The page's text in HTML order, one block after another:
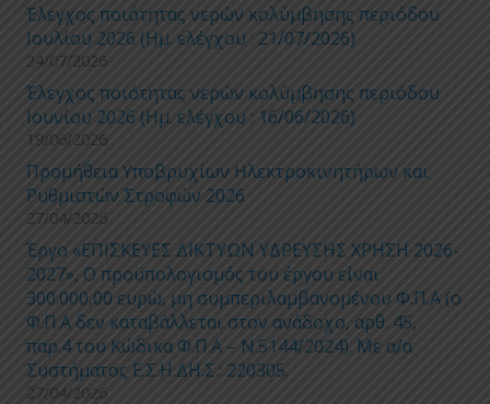
Έλεγχος ποιότητας νερών κολύμβησης περιόδου
Ιουλίου 2026 (Ημ. ελέγχου : 21/07/2026)
24/07/2026
Έλεγχος ποιότητας νερών κολύμβησης περιόδου
Ιουνίου 2026 (Ημ. ελέγχου : 16/06/2026)
19/06/2026
Προμήθεια Υποβρυχίων Ηλεκτροκινητήρων και
Ρυθμιστών Στροφών 2026
27/04/2026
Έργο «ΕΠΙΣΚΕΥΕΣ ΔΙΚΤΥΩΝ ΥΔΡΕΥΣΗΣ ΧΡΗΣΗ 2026-
2027», Ο προϋπολογισμός του έργου είναι
300.000,00 ευρώ, μη συμπεριλαμβανομένου Φ.Π.Α (ο
Φ.Π.Α δεν καταβάλλεται στον ανάδοχο, αρθ. 45,
παρ.4 του Κώδικα Φ.Π.Α – Ν.5144/2024). Με α/α
Συστήματος Ε.Σ.Η.ΔΗ.Σ.: 220305.
27/04/2026